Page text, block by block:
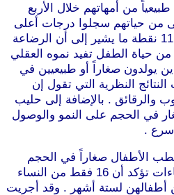
من أمهاتهم خلال الأربع
من حياتهم سجلوا درجات أعلى
في اختبارات الذكاء بحوالي 11 نقطة ما يشير إلى أن الرضاعة
من حياة الطفل تفيد نموه العقلي
يولدون صغاراً أو طبيعيين في
النظرية التي تقول إن
والرقائق . بالإضافة إلى حليب
في الحجم على النمو والوصول
.
لطب الأطفال صغاراً في الحجم
وقليلي الوزن , ولكن الإحصاءات تؤكد أن 16 فقط من النساء
أطفالهن لستة أشهر . وقد أجريت